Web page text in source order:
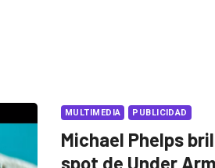
MULTIMEDIA PUBLICIDAD
Michael Phelps
spot de Under